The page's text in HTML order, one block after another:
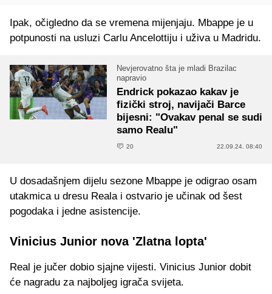
Ipak, očigledno da se vremena mijenjaju. Mbappe je u
potpunosti na usluzi Carlu Ancelottiju i uživa u Madridu.
Nevjerovatno šta je mladi Brazilac
napravio
Endrick pokazao kakav je
fizički stroj, navijači Barce
bijesni: "Ovakav penal se sudi
samo Realu"
20 22.09.24. 08:40
U dosadašnjem dijelu sezone Mbappe je odigrao osam
utakmica u dresu Reala i ostvario je učinak od šest
pogodaka i jedne asistencije.
Vinicius Junior nova 'Zlatna lopta'
Real je jučer dobio sjajne vijesti. Vinicius Junior dobit
će nagradu za najboljeg igrača svijeta.